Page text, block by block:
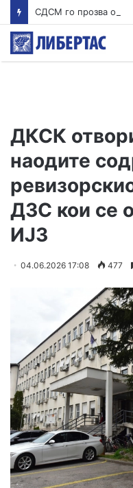
ДКСК
наодите
ДЗС кои се
ИЈЗ
04.06.2026 17:08 477